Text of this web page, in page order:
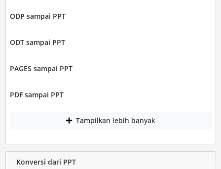
ODP sampai PPT
ODT sampai PPT
PAGES sampai PPT
PDF sampai PPT
Tampilkan lebih banyak
Konversi dari PPT